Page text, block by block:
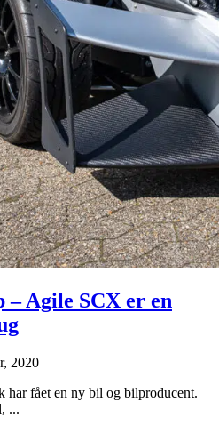
Agile SCX er en
2020
har fået en ny bil og bilproducent.
...